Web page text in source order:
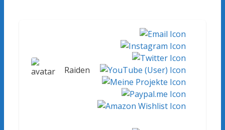
Raiden